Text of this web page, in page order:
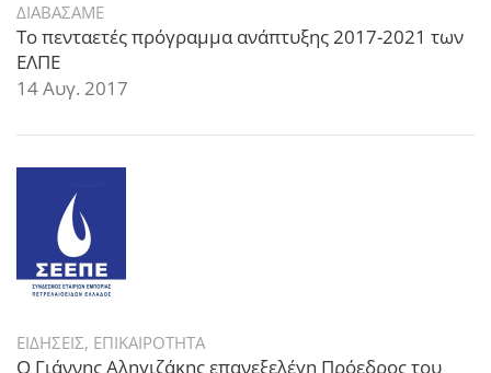
ΔΙΑΒΑΣΑΜΕ
Το πενταετές πρόγραμμα ανάπτυξης 2017-2021 των
ΕΛΠΕ
14 Αυγ. 2017
ΕΙΔΗΣΕΙΣ, ΕΠΙΚΑΙΡΟΤΗΤΑ
Ο Γιάννης Αληγιζάκης επανεξελέγη Πρόεδρος του